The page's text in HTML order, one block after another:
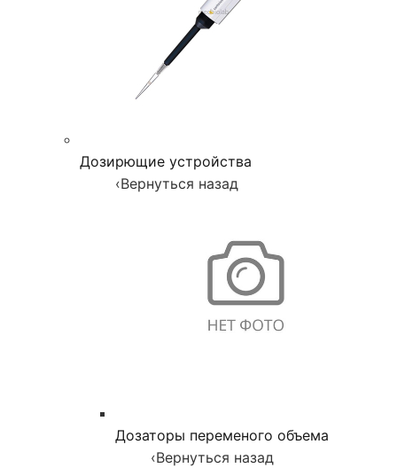
Дозирющие устройства
‹Вернуться назад
Дозаторы переменого объема
‹Вернуться назад